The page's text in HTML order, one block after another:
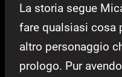
La storia segue
fare qualsiasi cosa
altro personaggio
prologo. Pur